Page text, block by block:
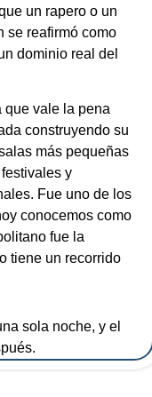
un rapero o un
se reafirmó como
dominio real del
que vale la pena
construyendo su
más pequeñas
y
Fue uno de los
conocemos como
fue la
tiene un recorrido
sola noche, y el